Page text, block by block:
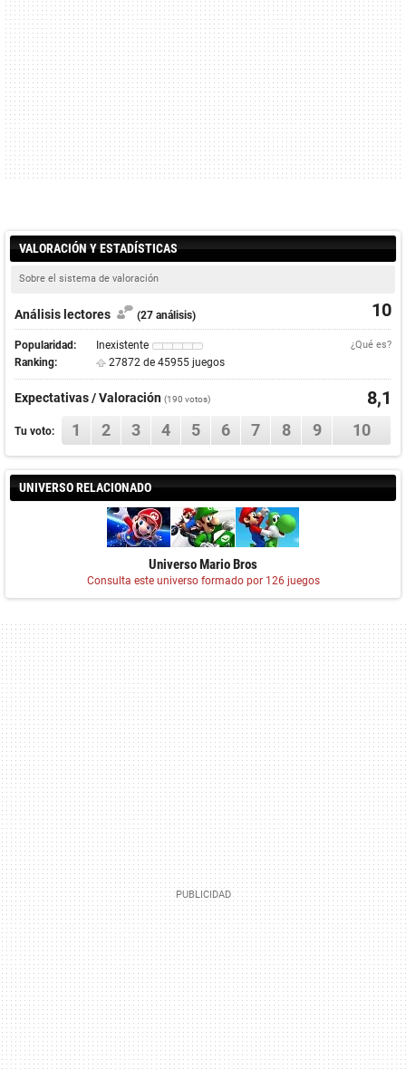
VALORACIÓN Y ESTADÍSTICAS
Sobre el sistema de valoración
10
Análisis lectores (27 análisis)
Popularidad: Inexistente ¿Qué es?
Ranking: 27872 de 45955 juegos
Expectativas / Valoración (190 votos) 8,1
Tu voto: 1 2 3 4 5 6 7 8 9 10
UNIVERSO RELACIONADO
Universo Mario Bros
Consulta este universo formado por 126 juegos